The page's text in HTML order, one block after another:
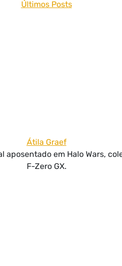
Últimos Posts
Átila Graef
em Halo Wars,
F-Zero GX.